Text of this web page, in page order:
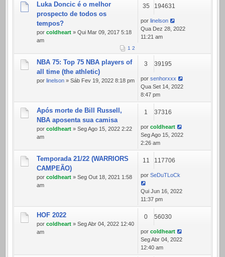
Luka Doncic é o melhor
prospecto de todos os
tempos?
por coldheart » Qui Mar 09, 2017 5:18
am
1 2
35 194631
por linelson
Qua Dez 28, 2022
11:21 am
NBA 75: Top 75 NBA players of
all time (the athletic)
por linelson » Sáb Fev 19, 2022 8:18 pm
3 39195
por senhorxxx
Qua Set 14, 2022
8:47 pm
Após morte de Bill Russell,
NBA aposenta sua camisa
por coldheart » Seg Ago 15, 2022 2:22
am
1 37316
por coldheart
Seg Ago 15, 2022
2:26 am
Temporada 21/22 (WARRIORS
CAMPEÃO)
por coldheart » Seg Out 18, 2021 1:58
am
11 117706
por SeDuTLoCk
Qui Jun 16, 2022
11:37 pm
HOF 2022
por coldheart » Seg Abr 04, 2022 12:40
am
0 56030
por coldheart
Seg Abr 04, 2022
12:40 am